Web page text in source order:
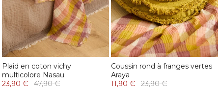
Plaid en coton vichy
multicolore Nasau
23,90 €
47,90 €
Coussin rond à franges vertes
Araya
11,90 €
23,90 €